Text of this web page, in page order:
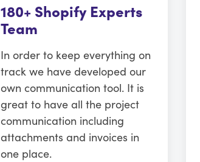
180+ Shopify Experts
Team
In order to keep everything on
track we have developed our
own communication tool. It is
great to have all the project
communication including
attachments and invoices in
one place.